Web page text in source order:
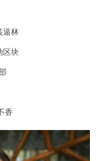
逼林
区块
香